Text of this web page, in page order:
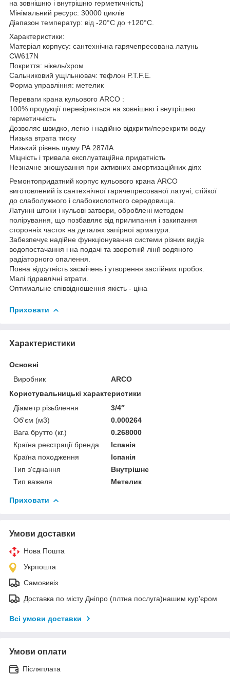
на зовнішню і внутрішню герметичність)
Мінімальний ресурс: 30000 циклів
Діапазон температур: від -20°С до +120°С.
Характеристики:
Матеріал корпусу: сантехнічна гарячепресована латунь
CW617N
Покриття: нікель/хром
Сальниковий ущільнювач: тефлон P.T.F.E.
Форма управління: метелик
Переваги крана кульового ARCO :
100% продукції перевіряється на зовнішню і внутрішню
герметичність
Дозволяє швидко, легко і надійно відкрити/перекрити воду
Низька втрата тиску
Низький рівень шуму РА 287/IA
Міцність і тривала експлуатаційна придатність
Незначне зношування при активних амортизаційних діях
Ремонтопридатний корпус кульового крана ARCO
виготовлений із сантехнічної гарячепресованої латуні, стійкої
до слаболужного і слабокислотного середовища.
Латунні штоки і кульові затвори, оброблені методом
полірування, що позбавляє від прилипання і закипання
сторонніх часток на деталях запірної арматури.
Забезпечує надійне функціонування системи різних видів
водопостачання і на подачі та зворотній лінії водяного
радіаторного опалення.
Повна відсутність засмічень і утворення застійних пробок.
Малі гідравлічні втрати.
Оптимальне співвідношення якість - ціна
Приховати
Характеристики
Основні
Виробник
ARCO
Користувальницькі характеристики
Діаметр різьблення
3/4″
Об'єм (м3)
0.000264
Вага брутто (кг.)
0.268000
Країна реєстрації бренда
Іспанія
Країна походження
Іспанія
Тип з'єднання
Внутрішнє
Тип важеля
Метелик
Приховати
Умови доставки
Нова Пошта
Укрпошта
Самовивіз
Доставка по місту Дніпро (плтна послуга)нашим кур'єром
Всі умови доставки
Умови оплати
Післяплата